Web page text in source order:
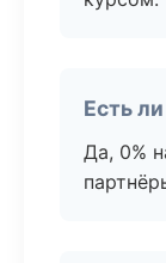
Есть
Да, 0%